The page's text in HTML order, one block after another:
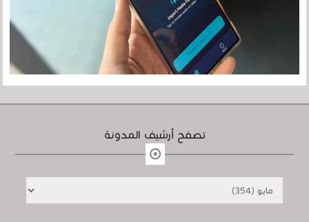
تصفح أرشيف المدونة